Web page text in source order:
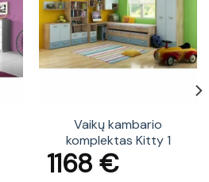
Vaikų kambario
komplektas Kitty 1
1168 €